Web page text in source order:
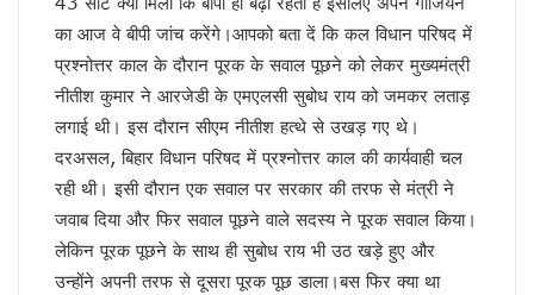
धन्यवाद पर निष्कासन!
अंगड़ाई ही खड़ा करेगा ‘रंगमहल’ ..
बैकफुट पर होंगे ट्रम्प !
सुलह के रास्ते पर टीएमसी और कांग्रेस!
रविकिशन ने दिखाया मोदी को आईना !
SPG के हवाले हुआ यूपी !
ये रिश्ता भी कोई रिश्ता है
योगी शरणम गच्छामि !
चुनाव के लिए फ्रंटलाइनर बना संघ !
बिखरने लगा आईएनडीआईए !
का आज वे बीपी जांच करेंगे।आपको बता दें कि कल विधान परिषद में
प्रश्नोत्तर काल के दौरान पूरक के सवाल पूछने को लेकर मुख्यमंत्री
नीतीश कुमार ने आरजेडी के एमएलसी सुबोध राय को जमकर लताड़
लगाई थी। इस दौरान सीएम नीतीश हत्थे से उखड़ गए थे।
दरअसल, बिहार विधान परिषद में प्रश्नोत्तर काल की कार्यवाही चल
रही थी। इसी दौरान एक सवाल पर सरकार की तरफ से मंत्री ने
जवाब दिया और फिर सवाल पूछने वाले सदस्य ने पूरक सवाल किया।
लेकिन पूरक पूछने के साथ ही सुबोध राय भी उठ खड़े हुए और
उन्होंने अपनी तरफ से दूसरा पूरक पूछ डाला।बस फिर क्या था